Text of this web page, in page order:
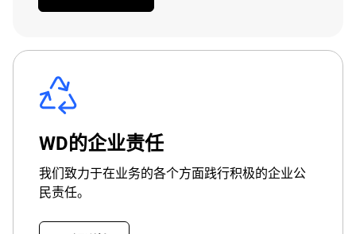
WD的企业责任
我们致力于在业务的各个方面践行积极的企业公
民责任。